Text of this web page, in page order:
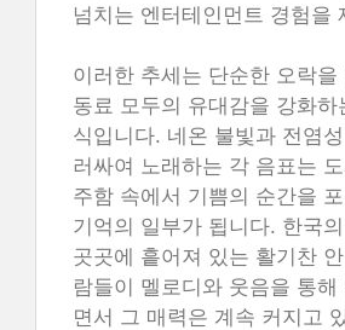
넘치는 엔터테인먼트 경험을
이러한 추세는 단순한 오락을
동료 모두의 유대감을 강화하
식입니다. 네온 불빛과 전염
러싸여 노래하는 각 음표는
주함 속에서 기쁨의 순간을
기억의 일부가 됩니다. 한국
곳곳에 흩어져 있는 활기찬
람들이 멜로디와 웃음을 통해
면서 그 매력은 계속 커지고